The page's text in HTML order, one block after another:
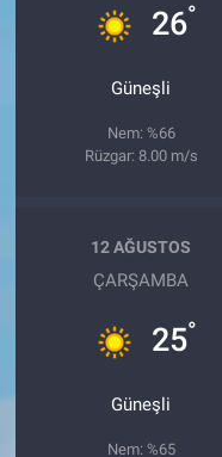
26°
Güneşli
Nem: %66
Rüzgar: 8.00 m/s
12 AĞUSTOS
ÇARŞAMBA
25°
Güneşli
Nem: %65